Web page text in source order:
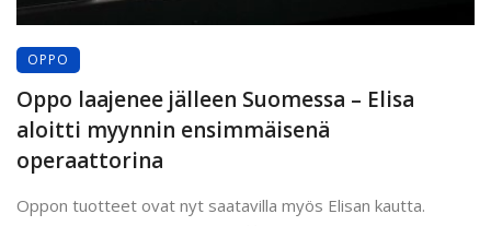
OPPO
Oppo laajenee jälleen Suomessa – Elisa
aloitti myynnin ensimmäisenä
operaattorina
Oppon tuotteet ovat nyt saatavilla myös Elisan kautta.